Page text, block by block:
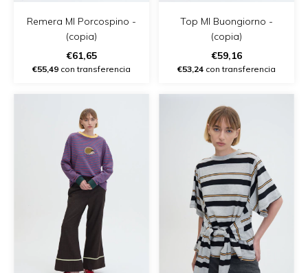
Remera Ml Porcospino -
(copia)
€61,65
€55,49 con transferencia
Top Ml Buongiorno -
(copia)
€59,16
€53,24 con transferencia